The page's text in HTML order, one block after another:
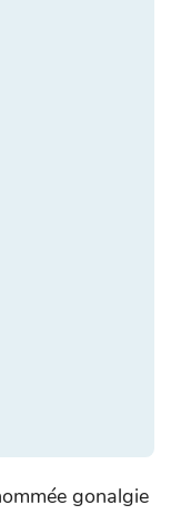
gonalgie